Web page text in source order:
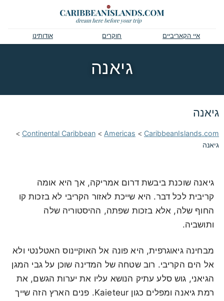
איי הקאריביים חוקרים אודותינו
גיאנה
גיאנה
CaribbeanIslands.com
>
Americas
>
Continental Caribbean
>
גיאנה
גיאנה שוכנת ביבשת דרום אמריקה, אך היא אומה
קריבית לכל דבר. היא שייכת לאזור הקריבי לא בזכות קו
החוף שלה, אלא בזכות שפתה, ההיסטוריה שלה
ותושביה.
מבחינה גיאוגרפית, היא פונה אל האוקיינוס האטלנטי ולא
אל הים הקריבי. רוב שטחה של המדינה שוכן על גבי המגן
הגיאני, גוש סלע עתיק הנושא עליו את יערות הגשם, את
רמת גיאנה ומפלים כגון Kaieteur. פנים הארץ הזה שייך